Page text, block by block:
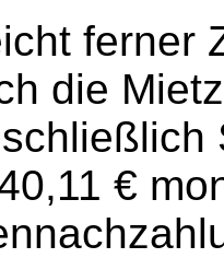
ferner
die
€